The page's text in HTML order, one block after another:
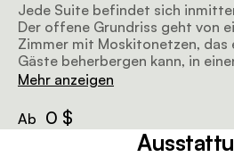
Jede Suite befindet sich
Der offene Grundriss geht von
Zimmer mit Moskitonetzen, das
Gäste beherbergen kann, in
Suite verfügt über ein eigenes
eine Veranda mit einer
Suiten verfügen auch über ein
Mehr anzeigen
Ab 0 $